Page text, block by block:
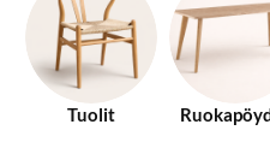
Tuolit